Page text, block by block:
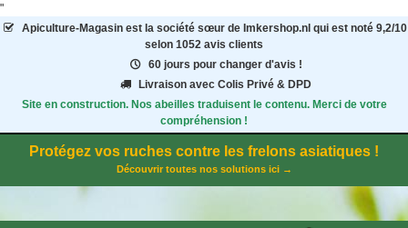
"
Apiculture-Magasinest la société sœur de Imkershop.nl qui est noté 9,2/10
selon 1052 avis clients
60 jours pour changer d'avis !
Livraison avec Colis Privé & DPD
Site en construction. Nos abeilles traduisent le contenu. Merci de votre
compréhension !
Protégez vos ruches contre les frelons asiatiques !
Découvrir toutes nos solutions ici →